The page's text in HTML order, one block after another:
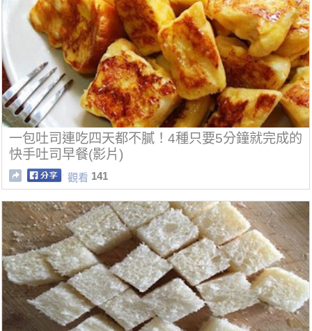
一包吐司連吃四天都不膩！4種只要5分鐘就完成的
快手吐司早餐(影片)
觀看 141